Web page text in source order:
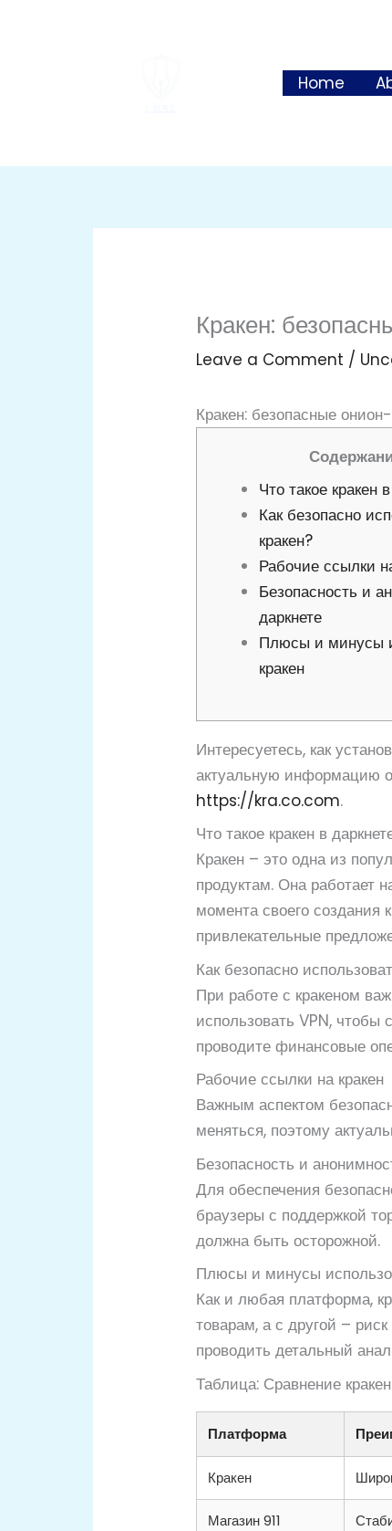
Home
Кракен:
Leave a Comment /
Кракен: безопасные
Что такое кракен
Как безопасно
кракен?
Рабочие ссылки
Безопасность и
даркнете
Плюсы и минусы
кракен
Интересуетесь, как
актуальную информацию
https://kra.co.com.
Что такое кракен в
Кракен – это одна из
продуктам. Она работает
момента своего создания
привлекательные
Как безопасно
При работе с кракеном
использовать VPN,
проводите финансовые
Рабочие ссылки на кракен
Важным аспектом
меняться, поэтому
Безопасность и
Для обеспечения
браузеры с поддержкой
должна быть осторожной.
Плюсы и минусы
Как и любая платформа,
товарам, а с другой –
проводить детальный
Таблица: Сравнение
Платформа
Кракен
Магазин 911